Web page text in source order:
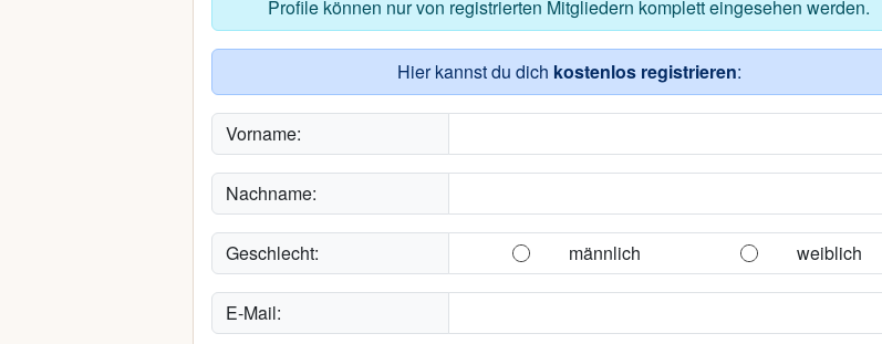
Profile können nur von registrierten Mitgliedern komplett eingesehen werden.
Hier kannst du dich kostenlos registrieren:
Vorname:
Nachname:
Geschlecht: männlich weiblich
E-Mail:
35, Schwerin